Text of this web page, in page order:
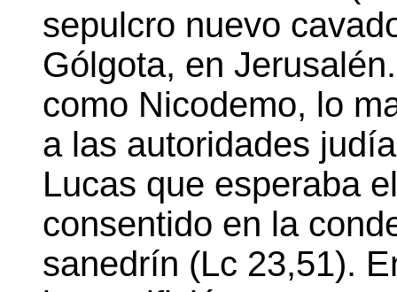
sepulcro nuevo
Gólgota, en
como Nicodemo, lo
a las autoridades
Lucas que esperaba
consentido en la
sanedrín (Lc 23,51).